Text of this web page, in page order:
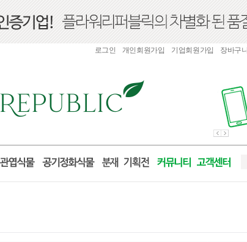
로그인 개인회원가입 기업회원가입 장바구니